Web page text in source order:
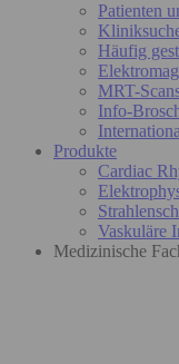
Patienten
Häufig
MRT-
Info-
Produkte
Cardiac
Vaskuläre
Medizinische